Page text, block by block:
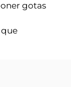
gotas
que